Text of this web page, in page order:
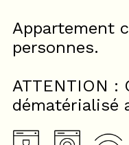
Appartement
personnes.
ATTENTION :
dématérialisé